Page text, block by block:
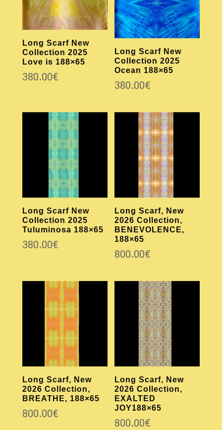
Long Scarf New
Collection 2025
Love is 188×65
380.00€
Long Scarf New
Collection 2025
Ocean 188×65
380.00€
Long Scarf New
Collection 2025
Tuluminosa 188×65
380.00€
Long Scarf, New
2026 Collection,
BENEVOLENCE,
188×65
800.00€
Long Scarf, New
2026 Collection,
BREATHE, 188×65
800.00€
Long Scarf, New
2026 Collection,
EXALTED
JOY188×65
800.00€